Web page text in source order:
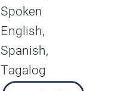
Spoken
English,
Spanish,
Tagalog